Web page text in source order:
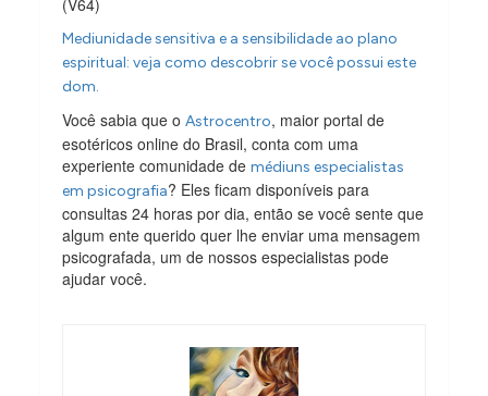
Mediunidade sensitiva e a sensibilidade ao plano
espiritual: veja como descobrir se você possui este
dom.
Você sabia que oAstrocentro, maior portal de
esotéricos online do Brasil, conta com uma
experiente comunidade demédiuns especialistas
em psicografia? Eles ficam disponíveis para
consultas 24 horas por dia, então se você sente que
algum ente querido quer lhe enviar uma mensagem
psicografada, um de nossos especialistas pode
ajudar você.